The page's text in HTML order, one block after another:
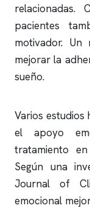
relacionadas.
pacientes
motivador. Un
mejorar la
sueño.
Varios
el apoyo
tratamiento
Según una
Journal of
emocional